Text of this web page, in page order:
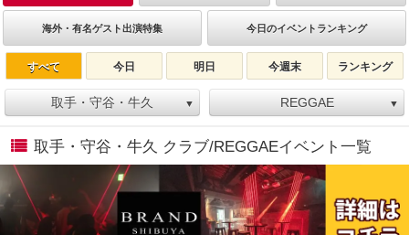
海外・有名ゲスト出演特集 今日のイベントランキング
すべて 今日 明日 今週末 ランキング
取手・守谷・牛久 ▼ REGGAE ▼
取手・守谷・牛久 クラブ/REGGAEイベント一覧